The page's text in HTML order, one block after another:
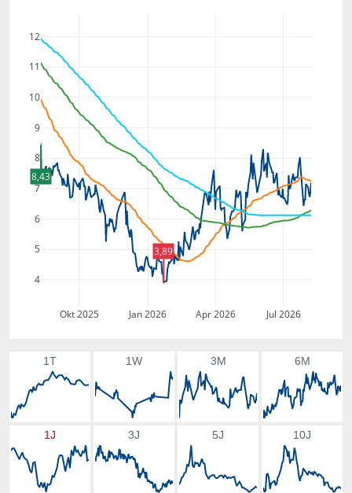
Okt 2025 Jan 2026 Apr 2026 Jul 2026
4
5
6
7
8
9
10
11
12
8,43
3,89
1T 1W 3M 6M
1J 3J 5J 10J